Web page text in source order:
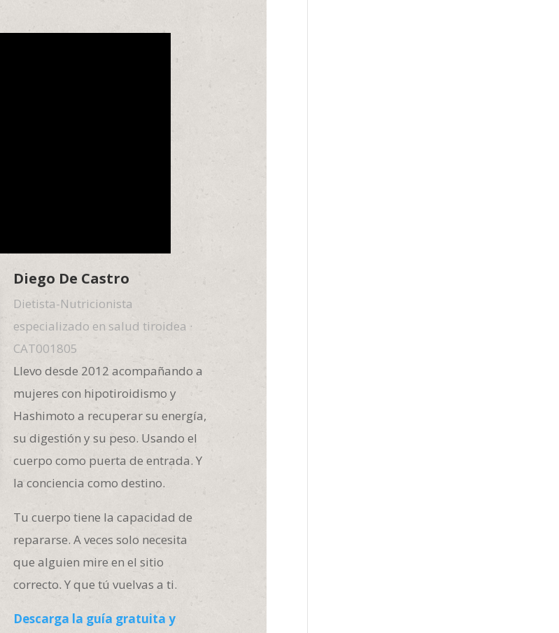
Diego De Castro
Dietista-Nutricionista
especializado en salud tiroidea ·
CAT001805
Llevo desde 2012 acompañando a
mujeres con hipotiroidismo y
Hashimoto a recuperar su energía,
su digestión y su peso. Usando el
cuerpo como puerta de entrada. Y
la conciencia como destino.
Tu cuerpo tiene la capacidad de
repararse. A veces solo necesita
que alguien mire en el sitio
correcto. Y que tú vuelvas a ti.
Descarga la guía gratuita y